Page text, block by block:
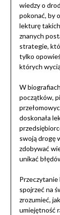
wiedzy o
pokonać, by
lekturę
znanych
strategie,
tylko
których
W
początków,
doskonała
swoją drogę
zdobywać
unikać
Przeczytanie
spojrzeć na
zrozumieć,
umiejętność